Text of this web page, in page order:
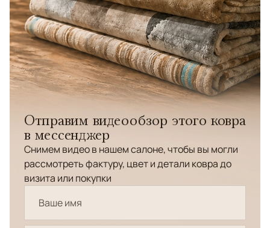
Отправим видеообзор этого ковра
в мессенджер
Снимем видео в нашем салоне, чтобы вы могли
рассмотреть фактуру, цвет и детали ковра до
визита или покупки